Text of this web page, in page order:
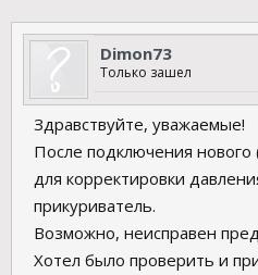
Dimon73
Только зашел
Здравствуйте, уважаемые!
После подключения нового
для корректировки
прикуриватель.
Возможно, неисправен
Хотел было проверить и